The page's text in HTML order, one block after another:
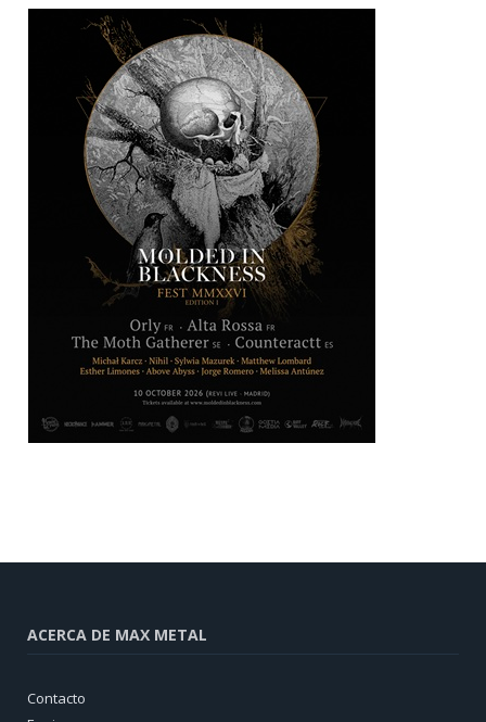
ACERCA DE MAX METAL
Contacto